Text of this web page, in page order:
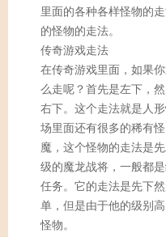
里面的各种各样怪物的
的怪物的走法。
传奇游戏走法
在传奇游戏里面，如果
么走呢？首先是左下，
右下。这个走法就是人
场里面还有很多的稀有
魔，这个怪物的走法是
级的魔龙战将，一般都
任务。它的走法是先下
单，但是由于他的级别
怪物。